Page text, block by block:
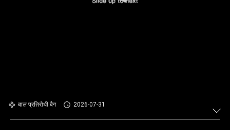
बाल प्रतिरोधी बैग 2026-07-31